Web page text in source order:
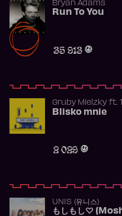
Bryan Adams
Run To You
35 913
Gruby Mielzkyft.
Blisko mnie
2 029
UNIS (유니스)
もしもし♡